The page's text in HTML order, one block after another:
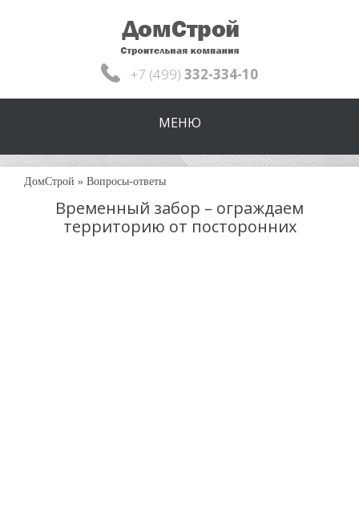
+7 (499) 332-334-10
МЕНЮ
ДомСтрой » Вопросы-ответы
Временный забор – ограждаем
территорию от посторонних